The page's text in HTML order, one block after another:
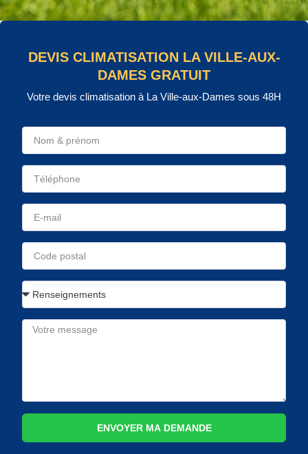
DEVIS CLIMATISATION LA VILLE-AUX-
DAMES GRATUIT
Votre devis climatisation à La Ville-aux-Dames sous 48H
ENVOYER MA DEMANDE